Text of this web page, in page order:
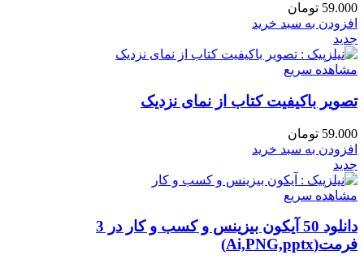
59.000 تومان
افزودن به سبد خرید
جدید
مشاهده سریع
تصویر باکیفیت کتاب از نمای نزدیک
59.000 تومان
افزودن به سبد خرید
جدید
مشاهده سریع
دانلود 50 آیکون بیزینس و کسب‌ و کار در 3
فرمت(Ai,PNG,pptx)